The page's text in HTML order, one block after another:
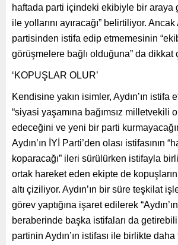
haftada parti içindeki ekibiyle bir araya
ile yollarını ayıracağı” belirtiliyor. Ancak
partisinden istifa edip etmemesinin
görüşmelere bağlı olduğuna” da dikkat
‘KOPUŞLAR OLUR’
Kendisine yakın isimler, Aydın’ın istifa
“siyasi yaşamına bağımsız milletvekili
edeceğini ve yeni bir parti
Aydın’ın İYİ Parti’den olası istifasının
koparacağı” ileri sürülürken istifayla
ortak hareket eden ekipte de kopuşların
altı çiziliyor. Aydın’ın bir süre teşkilat
görev yaptığına işaret edilerek
beraberinde başka istifaları da
partinin Aydın’ın istifası ile birlikte